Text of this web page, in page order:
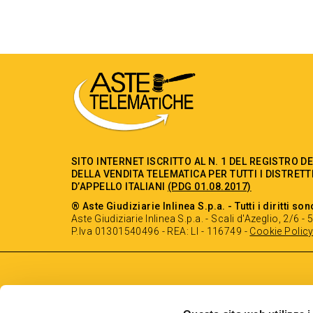
SITO INTERNET ISCRITTO AL N. 1 DEL REGISTRO
DELLA VENDITA TELEMATICA PER TUTTI I
D’APPELLO ITALIANI (PDG 01.08.2017)
® Aste Giudiziarie Inlinea S.p.a. - Tutti i diritti
Aste Giudiziarie Inlinea S.p.a. - Scali d'Azeglio, 2/6 -
P.Iva 01301540496 - REA: LI - 116749 - Cookie Policy